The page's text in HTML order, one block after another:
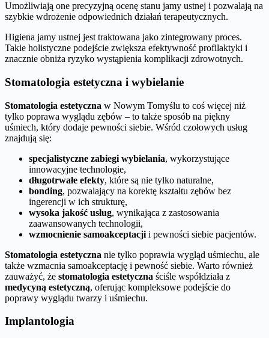
Umożliwiają one precyzyjną ocenę stanu jamy ustnej i pozwalają na
szybkie wdrożenie odpowiednich działań terapeutycznych.
Higiena jamy ustnej jest traktowana jako zintegrowany proces.
Takie holistyczne podejście zwiększa efektywność profilaktyki i
znacznie obniża ryzyko wystąpienia komplikacji zdrowotnych.
Stomatologia estetyczna i wybielanie
Stomatologia estetyczna w Nowym Tomyślu to coś więcej niż
tylko poprawa wyglądu zębów – to także sposób na piękny
uśmiech, który dodaje pewności siebie. Wśród czołowych usług
znajdują się:
specjalistyczne zabiegi wybielania, wykorzystujące
innowacyjne technologie,
długotrwałe efekty, które są nie tylko naturalne,
bonding, pozwalający na korektę kształtu zębów bez
ingerencji w ich strukturę,
wysoka jakość usług, wynikająca z zastosowania
zaawansowanych technologii,
wzmocnienie samoakceptacji i pewności siebie pacjentów.
Stomatologia estetyczna nie tylko poprawia wygląd uśmiechu, ale
także wzmacnia samoakceptację i pewność siebie. Warto również
zauważyć, że stomatologia estetyczna ściśle współdziała z
medycyną estetyczną, oferując kompleksowe podejście do
poprawy wyglądu twarzy i uśmiechu.
Implantologia